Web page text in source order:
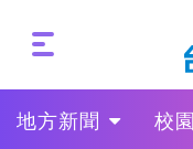
地方新聞 校園